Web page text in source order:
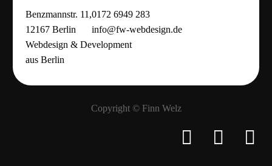
Benzmannstr. 11,
12167 Berlin
0172 6949 283
info@fw-webdesign.de
Webdesign & Development
aus Berlin
Copyright © Finn Welz